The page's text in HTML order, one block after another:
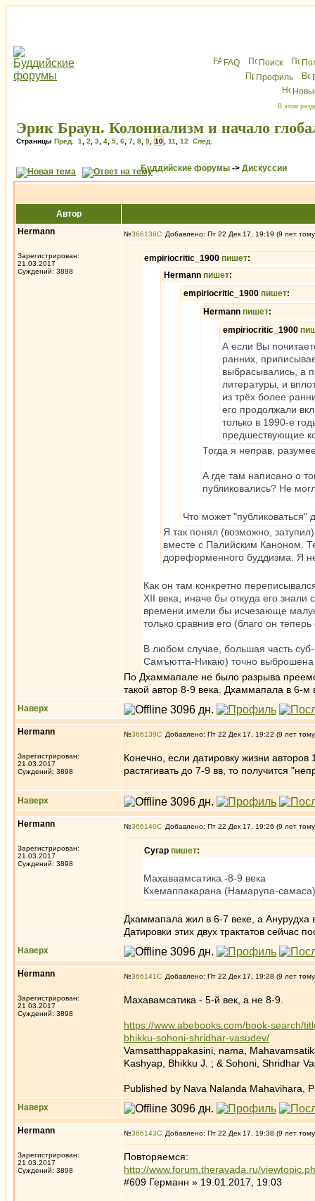
FAQ Поиск
Профиль
В этом
Эрик Браун. Колониализм и начало
Страницы Пред. 1 2 3 4 5 6 7 8 9 10 11 12 След.
Буддийские форумы -> Дискуссии
Автор
Hermann
Зарегистрирован:
21.03.2017
Суждений: 3898
№366136 Добавлено: Пт 22 Дек 17, 19:19 (9 лет
empiriocritic_1900 пишет:
Hermann пишет:
empiriocritic_1900 пишет:
Hermann пишет:
empiriocritic_1900
А если Вы
ранних,
выбрасывались, а
литературы, и
из трёх более
его продолжали
только в 1990-е
предшествующие
Тогда я неправ,
А где там написано о
публиковались? Не
Что может "публиковаться"
Я так понял (возможно,
вместе с Палийским Каноном.
дореформенного буддизма. Я
Как он там конкретно
XII века, иначе бы откуда его знали
времени имели бы исчезающе
только сравнив его (благо он
В любом случае, большая часть
Самъютта-Никаю) точно выброшена
По Дхаммапале не было разрыва
такой автор 8-9 века. Дхаммапала в 6-м
Наверх
Hermann
Зарегистрирован:
21.03.2017
Суждений: 3898
№366139 Добавлено: Пт 22 Дек 17, 19:22 (9 лет
Конечно, если датировку жизни авторов
растягивать до 7-9 вв, то получится
Наверх
Hermann
Зарегистрирован:
21.03.2017
Суждений: 3898
№366140 Добавлено: Пт 22 Дек 17, 19:26 (9 лет
Сугар пишет:
Махаваамсатика -8-9 века
Кхемаппакарана (Намарупа-
Дхаммапала жил в 6-7 веке, а Анурудха
Датировки этих двух трактатов сейчас
Наверх
Hermann
Зарегистрирован:
21.03.2017
Суждений: 3898
№366141 Добавлено: Пт 22 Дек 17, 19:28 (9 лет
Махавамсатика - 5-й век, а не 8-9.
https://www.abebooks.com/book-search/
bhikku-sohoni-shridhar-vasudev/
Vamsatthappakasini, nama,
Kashyap, Bhikku J. ; & Sohoni, Shridhar
Published by Nava Nalanda Mahavihara,
Наверх
Hermann
Зарегистрирован:
21.03.2017
Суждений: 3898
№366143 Добавлено: Пт 22 Дек 17, 19:38 (9 лет
Повторяемся:
http://www.forum.theravada.ru/
#609 Германн » 19.01.2017, 19:03